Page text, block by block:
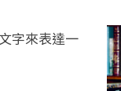
字來表達一